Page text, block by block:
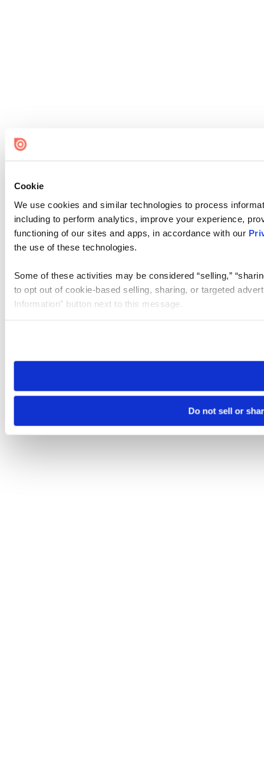
Cookie
We use cookies and similar technologies to process
including to perform analytics, improve your experience,
functioning of our sites and apps, in accordance with our
the use of these technologies.
Some of these activities may be considered “selling,”
to opt out of cookie-based selling, sharing, or targeted
Information” button next to this message.
need to be set again.
Do not sell or